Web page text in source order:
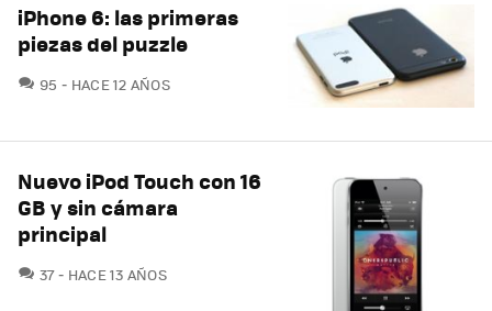
iPhone 6: las primeras
piezas del puzzle
95 COMENTARIOS
HACE 12 AÑOS
Nuevo iPod Touch con 16
GB y sin cámara
principal
37COMENTARIOS
HACE 13 AÑOS